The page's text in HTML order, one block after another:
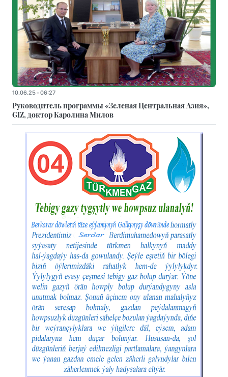
10.06.25 - 06:27
Руководитель программы «Зеленая Центральная Азия»,
GIZ, доктор Каролина Милов